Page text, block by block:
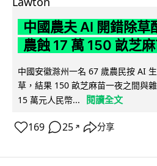
中國農夫 AI 開錯除草
農蝕 17 萬 150 畝芝
中國安徽滁州一名 67 歲農民按 AI
草，結果 150 畝芝麻苗一夜之間與
15 萬元人民幣...
閱讀全文
169 25 ↗ 分享